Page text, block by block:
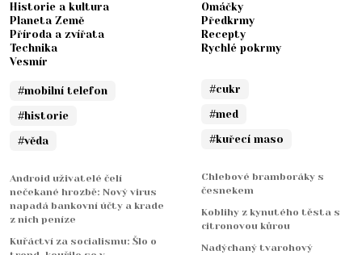
Historie a kultura
Planeta Země
Příroda a zvířata
Technika
Vesmír
#mobilní telefon
#historie
#věda
Android uživatelé čelí
nečekané hrozbě: Nový virus
napadá bankovní účty a krade
z nich peníze
Kuřáctví za socialismu: Šlo o
Omáčky
Předkrmy
Recepty
Rychlé pokrmy
#cukr
#med
#kuřecí maso
Chlebové bramboráky s
česnekem
Koblihy z kynutého těsta s
citronovou kůrou
Nadýchaný tvarohový